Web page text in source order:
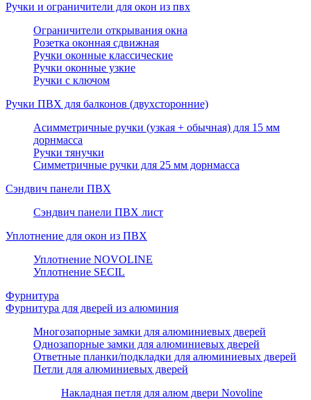
Ручки и ограничители для окон из пвх
Ограничители открывания окна
Розетка оконная сдвижная
Ручки оконные классические
Ручки оконные узкие
Ручки с ключом
Ручки ПВХ для балконов (двухсторонние)
Асимметричные ручки (узкая + обычная) для 15 мм
дорнмасса
Ручки тянучки
Симметричные ручки для 25 мм дорнмасса
Сэндвич панели ПВХ
Сэндвич панели ПВХ лист
Уплотнение для окон из ПВХ
Уплотнение NOVOLINE
Уплотнение SECIL
Фурнитура
Фурнитура для дверей из алюминия
Многозапорные замки для алюминиевых дверей
Однозапорные замки для алюминиевых дверей
Ответные планки/подкладки для алюминиевых дверей
Петли для алюминиевых дверей
Накладная петля для алюм двери Novoline